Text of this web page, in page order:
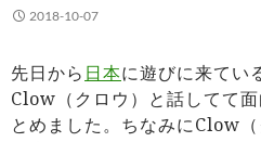
2018-10-07
先日から 日本に遊びに来てい
Clow（クロウ）と話してて
とめました。ちなみにClow